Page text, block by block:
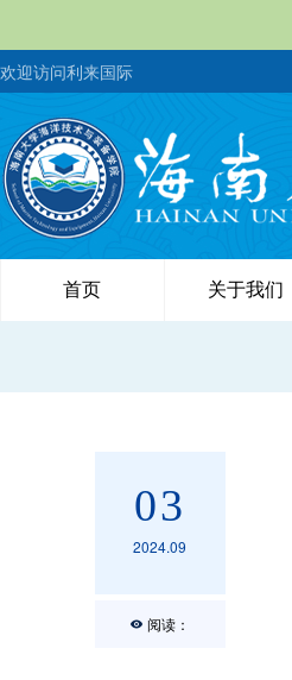
欢迎访问利来国际
首页 关于我们
03
2024.09
阅读：